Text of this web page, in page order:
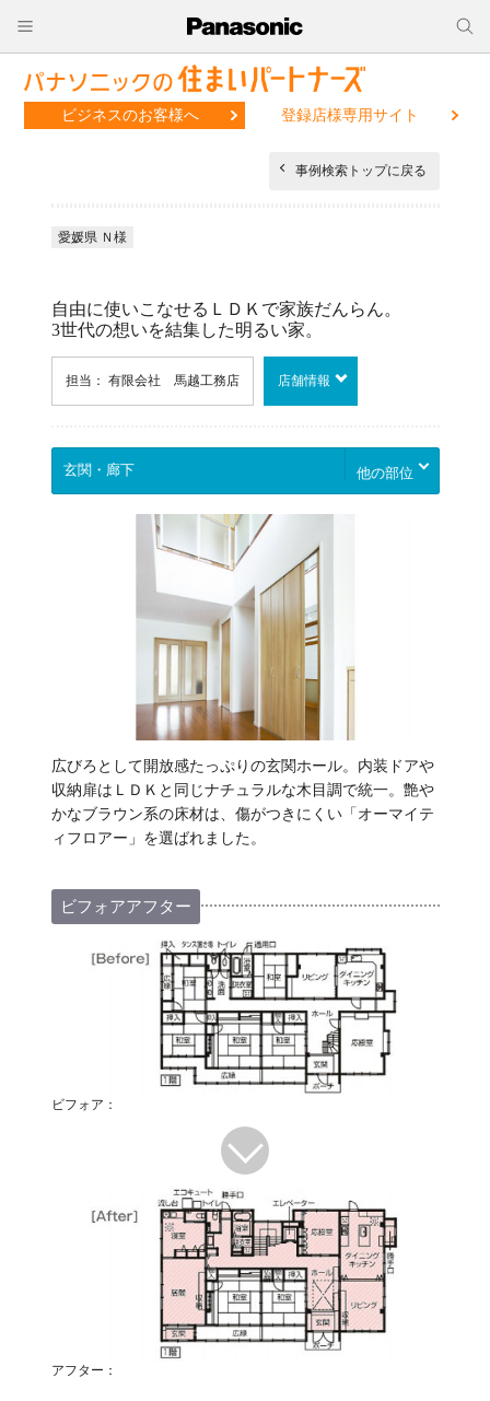
ビジネスのお客様へ 登録店様専用サイト
事例検索トップに戻る
愛媛県 Ｎ様
自由に使いこなせるＬＤＫで家族だんらん。
3世代の想いを結集した明るい家。
担当： 有限会社 馬越工務店 店舗情報
他の部位
広びろとして開放感たっぷりの玄関ホール。内装ドアや
収納扉はＬＤＫと同じナチュラルな木目調で統一。艶や
かなブラウン系の床材は、傷がつきにくい「オーマイテ
ィフロアー」を選ばれました。
ビフォアアフター
ビフォア：
アフター：